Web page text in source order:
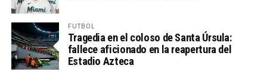
FUTBOL
Tragedia en el coloso de Santa Úrsula:
fallece aficionado en la reapertura del
Estadio Azteca